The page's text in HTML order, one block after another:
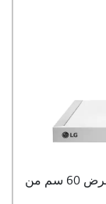
شفّاط للمطبخ 2023 شكل T لون ستانلس عرض 60 سم من